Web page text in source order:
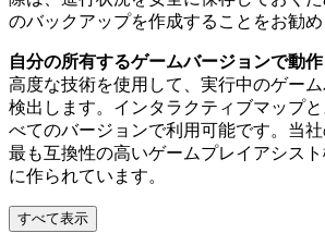
のバックアップを作成することをお勧め
自分の所有するゲームバージョンで動
高度な技術を使用して、実行中のゲー
検出します。インタラクティブマップ
べてのバージョンで利用可能です。当
最も互換性の高いゲームプレイアシス
に作られています。
すべて表示